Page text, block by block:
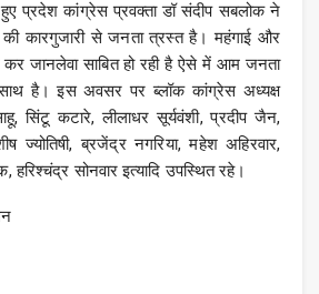
प्रदेश कांग्रेस प्रवक्ता डॉ संदीप सबलोक ने
की कारगुजारी से जनता त्रस्त है। महंगाई और
कर जानलेवा साबित हो रही है ऐसे में आम जनता
है। इस अवसर पर ब्लॉक कांग्रेस अध्यक्ष
सिंटू कटारे, लीलाधर सूर्यवंशी, प्रदीप जैन,
ज्योतिषी, ब्रजेंद्र नगरिया, महेश अहिरवार,
हरिश्चंद्र सोनवार इत्यादि उपस्थित रहे।